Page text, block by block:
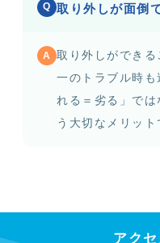
Q 取り外しが面倒
A
取り外しができ
一のトラブル時
れる＝劣る」で
う大切なメリット
アク